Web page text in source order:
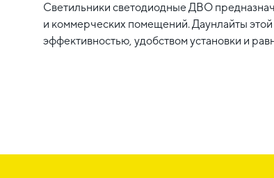
Светильники светодиодные ДВО
и коммерческих помещений. Даунлайты
эффективностью, удобством установки и